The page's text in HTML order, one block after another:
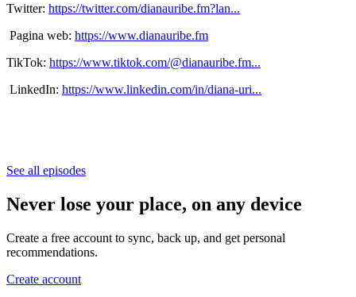
Twitter: https://twitter.com/dianauribe.fm?lan...
Pagina web: https://www.dianauribe.fm
TikTok: https://www.tiktok.com/@dianauribe.fm...
LinkedIn: https://www.linkedin.com/in/diana-uri...
See all episodes
Never lose your place, on any device
Create a free account to sync, back up, and get personal
recommendations.
Create account